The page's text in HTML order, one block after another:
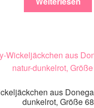
aus
dunkelrot, Größe 68